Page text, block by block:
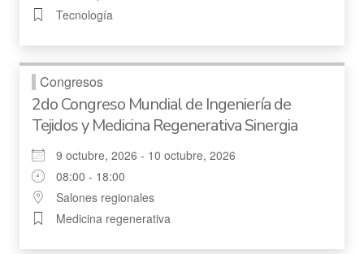
Tecnología
Congresos
2do Congreso Mundial de Ingeniería de
Tejidos y Medicina Regenerativa Sinergia
9 octubre, 2026 - 10 octubre, 2026
08:00 - 18:00
Salones regionales
Medicina regenerativa